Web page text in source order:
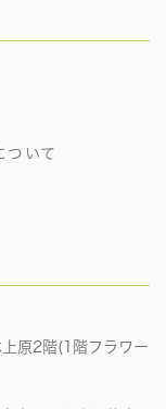
ついて
原2階(1階フラワー